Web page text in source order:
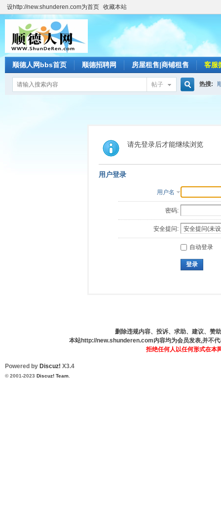
设http://new.shunderen.com为首页 收藏本站
顺德人网bbs首页 顺德招聘网 房屋租售|商铺租售 客服
帖子
索
热搜:
请先登录后才能继续浏览
用户登录
用户名
密码:
安全提问:
自动登录
登录
删除违规内容、投诉、求助、建议、赞
本站http://new.shunderen.com内容均为会员发表,并不
拒绝任何人以任何形式在本
Powered by Discuz! X3.4
© 2001-2023 Discuz! Team